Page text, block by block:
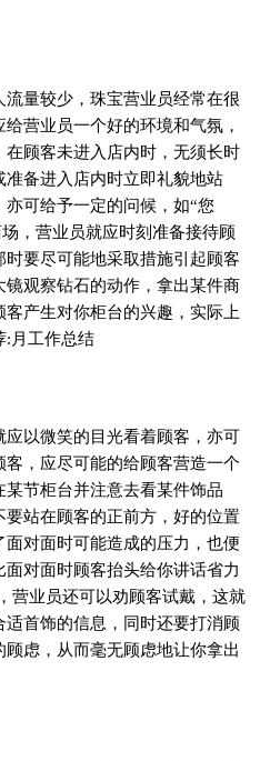
量较少，珠宝营业员经常在很
营业员一个好的环境和气氛，
顾客未进入店内时，无须长时
备进入店内时立即礼貌地站
可给予一定的问候，如“您
，营业员就应时刻准备接待顾
要尽可能地采取措施引起顾客
观察钻石的动作，拿出某件商
产生对你柜台的兴趣，实际上
:月工作总结
以微笑的目光看着顾客，亦可
，应尽可能的给顾客营造一个
节柜台并注意去看某件饰品
站在顾客的正前方，好的位置
对面时可能造成的压力，也便
对面时顾客抬头给你讲话省力
营业员还可以劝顾客试戴，这就
首饰的信息，同时还要打消顾
虑，从而毫无顾虑地让你拿出